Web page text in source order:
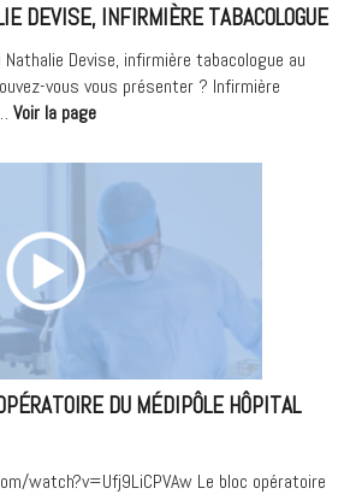
DEVISE, INFIRMIÈRE TABACOLOGUE
Devise, infirmière tabacologue au
vous vous présenter ? Infirmière
Voir la page« Portrait
Nathalie
Devise,
Infirmière
tabacologue »
DU MÉDIPÔLE HÔPITAL
watch?v=Ufj9LiCPVAw Le bloc opératoire